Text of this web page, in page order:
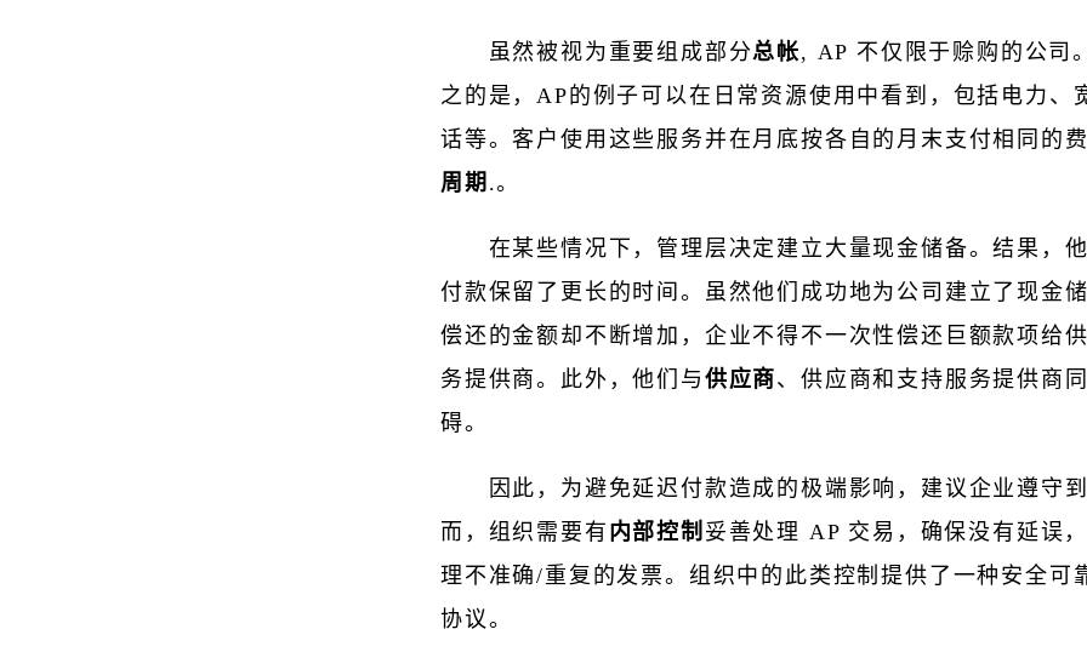
虽然被视为重要组成部分总帐, AP 不仅限于赊购的公司
之的是，AP的例子可以在日常资源使用中看到，包括电力、
话等。客户使用这些服务并在月底按各自的月末支付相同的
周期 .。
在某些情况下，管理层决定建立大量现金储备。结果，
付款保留了更长的时间。虽然他们成功地为公司建立了现金
偿还的金额却不断增加，企业不得不一次性偿还巨额款项给
务提供商。此外，他们与 供应商、供应商和支持服务提供商
碍。
因此，为避免延迟付款造成的极端影响，建议企业遵守
而，组织需要有 内部控制 妥善处理 AP 交易，确保没有延误
理不准确/重复的发票。组织中的此类控制提供了一种安全可
协议。